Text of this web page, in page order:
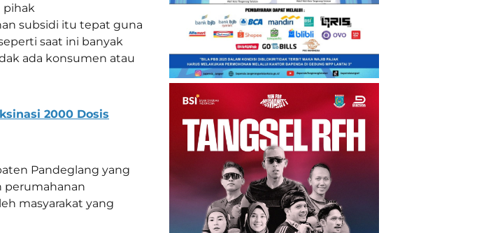
pihak
subsidi itu tepat guna
saat ini banyak
ada konsumen atau
2000 Dosis
Pandeglang yang
masyarakat yang